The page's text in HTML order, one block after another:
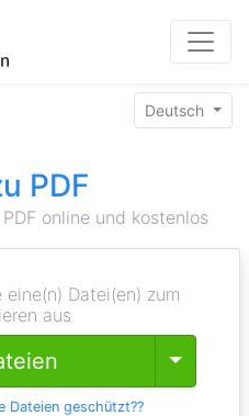
Deutsch
PDF
online und kostenlos
Datei(en) zum
aus
Toggle
Dateien geschützt??